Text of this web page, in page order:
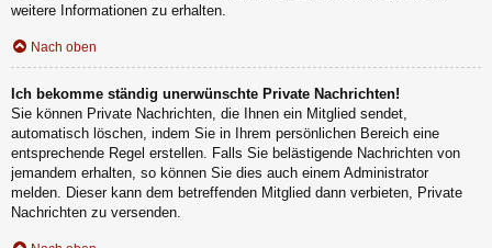
weitere Informationen zu erhalten.
Nach oben
Ich bekomme ständig unerwünschte Private Nachrichten!
Sie können Private Nachrichten, die Ihnen ein Mitglied sendet,
automatisch löschen, indem Sie in Ihrem persönlichen Bereich eine
entsprechende Regel erstellen. Falls Sie belästigende Nachrichten von
jemandem erhalten, so können Sie dies auch einem Administrator
melden. Dieser kann dem betreffenden Mitglied dann verbieten, Private
Nachrichten zu versenden.